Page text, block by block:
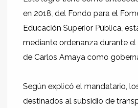
en 2018, del Fondo para el
Educación Superior Pública,
mediante ordenanza durante
de Carlos Amaya como
Según explicó el mandatario,
destinados al subsidio de